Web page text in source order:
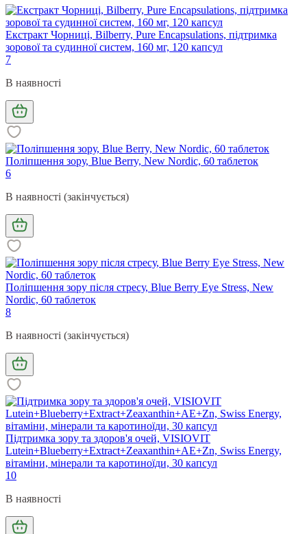
Екстракт Чорниці, Bilberry, Pure Encapsulations, підтримка
зорової та судинної систем, 160 мг, 120 капсул
7
В наявності
Поліпшення зору, Blue Berry, New Nordic, 60 таблеток
6
В наявності (закінчується)
Поліпшення зору після стресу, Blue Berry Eye Stress, New
Nordic, 60 таблеток
8
В наявності (закінчується)
Підтримка зору та здоров'я очей, VISIOVIT
Lutein+Blueberry+Extract+Zeaxanthin+AE+Zn, Swiss Energy,
вітаміни, мінерали та каротиноїди, 30 капсул
10
В наявності